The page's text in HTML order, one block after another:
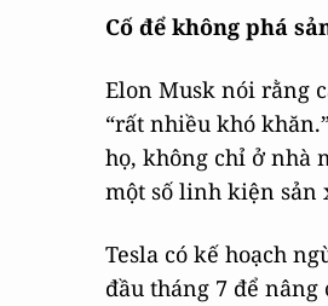
Cố để không phá
Elon Musk nói rằng
“rất nhiều khó
họ, không chỉ ở nhà
một số linh kiện sản
Tesla có kế hoạch
đầu tháng 7 để